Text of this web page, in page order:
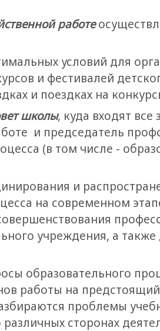
работе
условий для
и фестивалей
и поездках на
школы, куда входят все
и председатель
(в том числе -
и
на современном
учреждения, а
образовательного
работы на
проблемы
сторонах